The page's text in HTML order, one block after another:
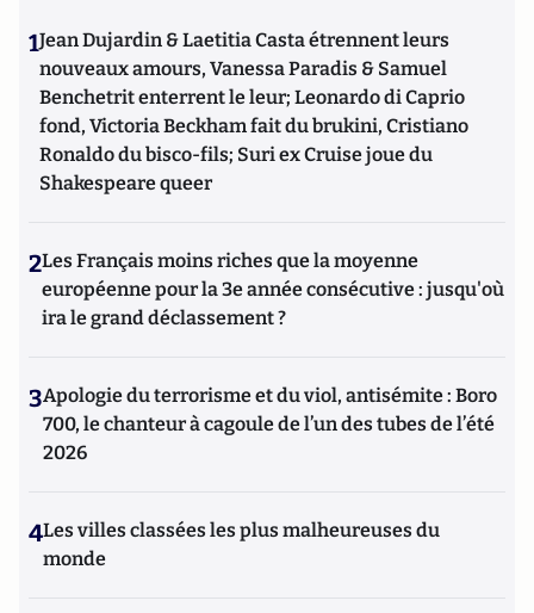
1Jean Dujardin & Laetitia Casta étrennent leurs
nouveaux amours, Vanessa Paradis & Samuel
Benchetrit enterrent le leur; Leonardo di Caprio
fond, Victoria Beckham fait du brukini, Cristiano
Ronaldo du bisco-fils; Suri ex Cruise joue du
Shakespeare queer
2Les Français moins riches que la moyenne
européenne pour la 3e année consécutive : jusqu'où
ira le grand déclassement ?
3Apologie du terrorisme et du viol, antisémite : Boro
700, le chanteur à cagoule de l’un des tubes de l’été
2026
4Les villes classées les plus malheureuses du
monde